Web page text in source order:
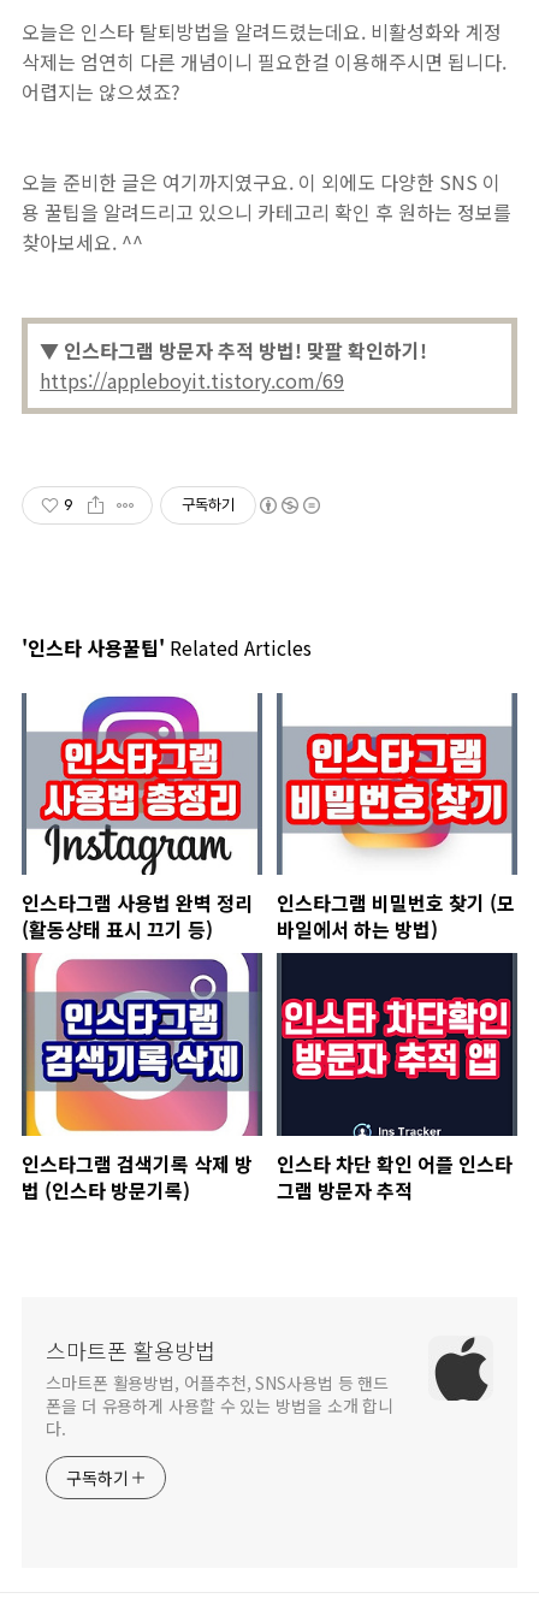
오늘은 인스타 탈퇴방법을 알려드렸는데요. 비활성화와 계정
삭제는 엄연히 다른 개념이니 필요한걸 이용해주시면 됩니다.
어렵지는 않으셨죠?
오늘 준비한 글은 여기까지였구요. 이 외에도 다양한 SNS 이
용 꿀팁을 알려드리고 있으니 카테고리 확인 후 원하는 정보를
찾아보세요. ^^
▼ 인스타그램 방문자 추적 방법! 맞팔 확인하기!
https://appleboyit.tistory.com/69
9 구독하기
'인스타 사용꿀팁' Related Articles
인스타그램 사용법 완벽 정리
(활동상태 표시 끄기 등)
인스타그램 비밀번호 찾기 (모
바일에서 하는 방법)
인스타그램 검색기록 삭제 방
법 (인스타 방문기록)
인스타 차단 확인 어플 인스타
그램 방문자 추적
스마트폰 활용방법
스마트폰 활용방법, 어플추천, SNS사용법 등 핸드
폰을 더 유용하게 사용할 수 있는 방법을 소개 합니
다.
구독하기